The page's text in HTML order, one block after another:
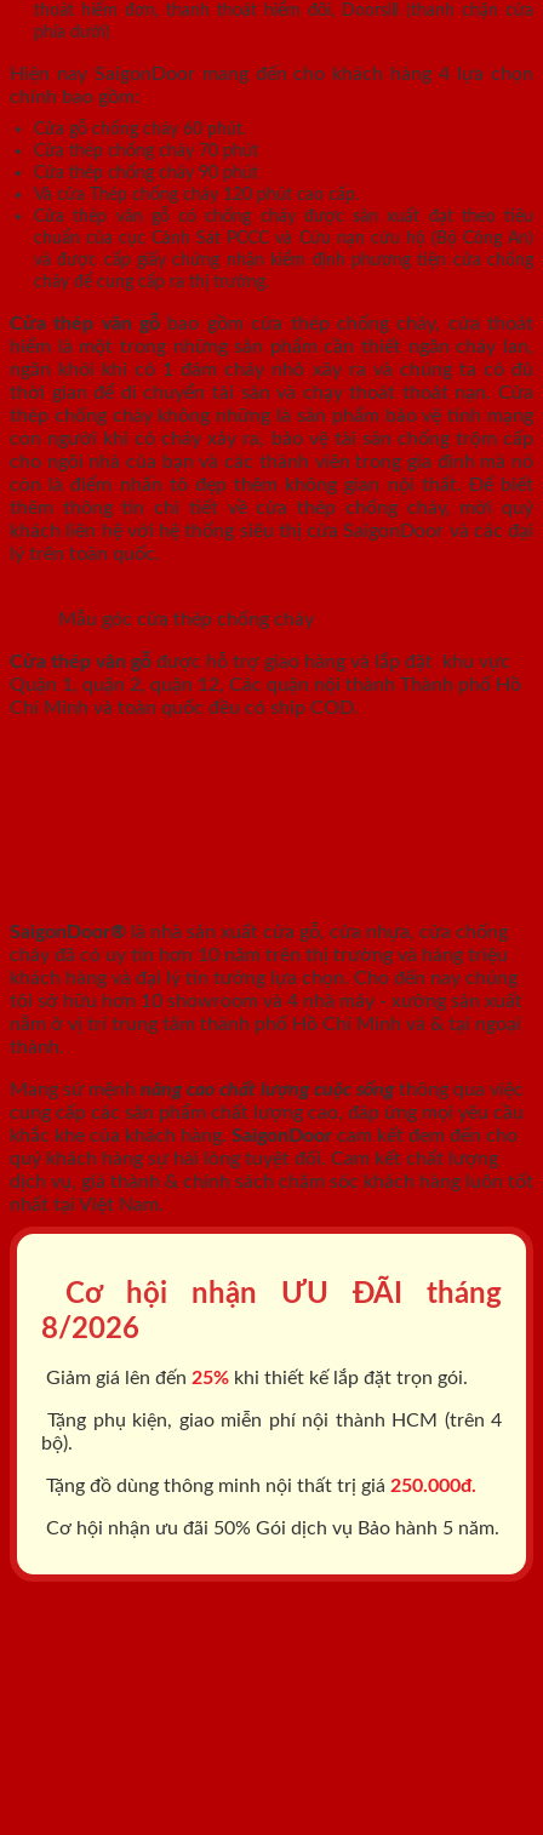
thoát hiểm đơn, thanh thoát hiểm đôi, Doorsill (thanh chặn cửa
phía dưới)
Hiện nay SaigonDoor mang đến cho khách hàng 4 lựa chọn
chính bao gồm:
Cửa gỗ chống cháy 60 phút.
Cửa thép chống cháy 70 phút
Cửa thép chống cháy 90 phút
Và cửa Thép chống cháy 120 phút cao cấp.
Cửa thép vân gỗ có chống cháy được sản xuất đạt theo tiêu
chuẩn của cục Cảnh Sát PCCC và Cứu nạn cứu hộ (Bộ Công An)
và được cấp giấy chứng nhận kiểm định phương tiện cửa chống
cháy để cung cấp ra thị trường.
Cửa thép vân gỗ bao gồm cửa thép chống cháy, cửa thoát
hiểm là một trong những sản phẩm cần thiết ngăn cháy lan,
ngăn khói khi có 1 đám cháy nhỏ xảy ra và chúng ta có đủ
thời gian để di chuyển tài sản và chạy thoát thoát nạn. Cửa
thép chống cháy không những là sản phẩm bảo vệ tính mạng
con người khi có cháy xảy ra, bảo vệ tài sản chống trộm cấp
cho ngôi nhà của bạn và các thành viên trong gia đình mà nó
còn là điểm nhấn tô đẹp thêm không gian nội thất. Để biết
thêm thông tin chi tiết về cửa thép chống cháy, mời quý
khách liên hệ với hệ thống siêu thị cửa SaigonDoor và các đại
lý trên toàn quốc.
Mẫu góc cửa thép chống cháy
Cửa thép vân gỗ được hỗ trợ giao hàng và lắp đặt khu vực
Quận 1, quận 2, quận 12, Các quận nội thành Thành phố Hồ
Chí Minh và toàn quốc đều có ship COD.
SaigonDoor® là nhà sản xuất cửa gỗ, cửa nhựa, cửa chống
cháy đã có uy tín hơn 10 năm trên thị trường và hàng triệu
khách hàng và đại lý tin tưởng lựa chọn. Cho đến nay chúng
tôi sở hữu hơn 10 showroom và 4 nhà máy - xưởng sản xuất
nằm ở vị trí trung tâm thành phố Hồ Chí Minh và & tại ngoại
thành.
Mang sứ mệnh nâng cao chất lượng cuộc sống thông qua việc
cung cấp các sản phẩm chất lượng cao, đáp ứng mọi yêu cầu
khắc khe của khách hàng. SaigonDoor cam kết đem đến cho
quý khách hàng sự hài lòng tuyệt đối. Cam kết chất lượng
dịch vụ, giá thành & chính sách chăm sóc khách hàng luôn tốt
nhất tại Việt Nam.
Cơ hội nhận ƯU ĐÃI tháng
8/2026
Giảm giá lên đến 25% khi thiết kế lắp đặt trọn gói.
Tặng phụ kiện, giao miễn phí nội thành HCM (trên 4
bộ).
Tặng đồ dùng thông minh nội thất trị giá 250.000đ.
Cơ hội nhận ưu đãi 50% Gói dịch vụ Bảo hành 5 năm.